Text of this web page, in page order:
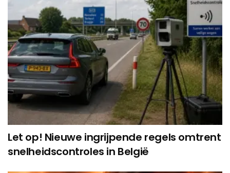
Let op! Nieuwe ingrijpende regels omtrent
snelheidscontroles in België